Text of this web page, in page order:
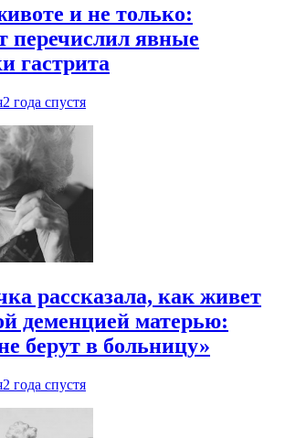
и не только:
перечислил явные
гастрита
2 года спустя
рассказала, как живет
деменцией матерью:
берут в больницу»
2 года спустя